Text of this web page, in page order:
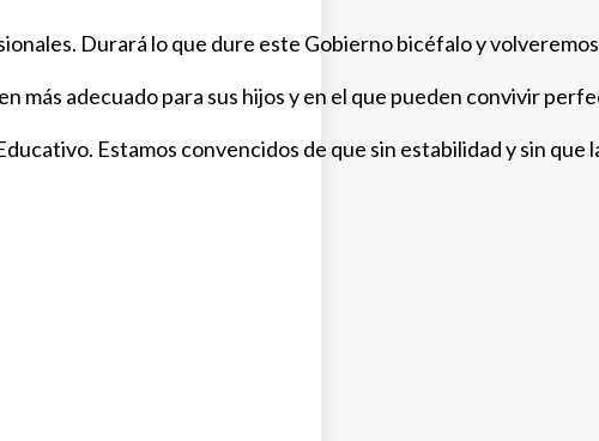
Durará lo que dure este Gobierno bicéfalo y
más adecuado para sus hijos y en el que pueden convivir
Estamos convencidos de que sin estabilidad y sin que